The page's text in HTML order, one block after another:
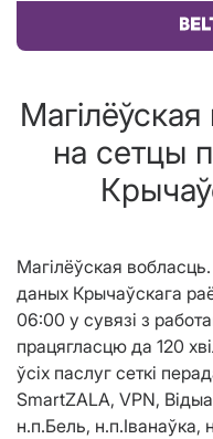
на сетцы
Магілёўская
даных Крычаўскага
06:00 у сувязі з
працягласцю да 120
ўсіх паслуг сеткі
SmartZALA, VPN,
н.п.Бель, н.п.Іванаўка,